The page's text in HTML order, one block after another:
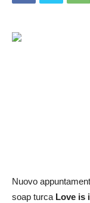
Nuovo
soap turca Love is